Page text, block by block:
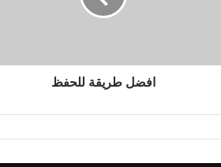
افضل طريقة للحفظ